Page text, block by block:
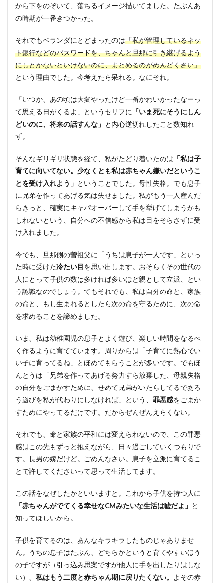
から下をのぞいて、落ちるイメージ描いてました。たぶんあ
の時期が一番きつかった。
それでもベランダにとどまったのは「私が管理しているネッ
ト銀行などのパスワードを、ちゃんと旦那に引き継げるよう
にしとかないといけないのに、まとめるのがめんどくさい」
という理由でした。今考えたら呆れる。なにそれ。
「いつか、あの頃は大変やったけど一番かわいかったなーっ
て思える日がくるよ」というセリフに 「いま死にそうにしん
どいのに、将来の話すんな」 と内心逆切れしたこと数知れ
ず。
そんなギリギリ状態を経て、私がたどり着いたのは 「私は子
育てに向いてない。少なくとも私は赤ちゃん嫌いだというこ
とを受け入れよう」 ということでした。母性失格。でも息子
に兄弟を作ってあげる気は失せました。私がもう一人産んだ
らきっと、確実にキャパオーバーして手を挙げてしまうかも
しれないという、自分への不信感から私は目をそらさずに受
け入れました。
今でも、旦那側の曽祖父に「うちは息子が一人です」といっ
た時に受けた冷たい目を思い出します。おそらくその世代の
人にとって子供の数は多ければ多いほど親として立派、とい
う認識なのでしょう。でもそれでも、私は自分の命と、家族
の命と、もし生まれるとしたら次の命を守るために、次の命
を求めることを諦めました。
いま、私は幼稚園児の息子とよく遊び、楽しい時間をなるべ
く作るように育てています。周りからは「子育てに熱心でい
い子に育ってるね」とほめてもらうことが多いです。でもほ
んとうは「兄弟を作ってあげる努力すら放棄した、母親失格
の自分をごまかすために、せめて兄弟がいたらしてるであろ
う遊びを私が代わりにしなければ」という、 罪悪感をごまか
すためにやってるだけです。だからぜんぜんえらくない。
それでも、命と家族の平和には変えられないので、この罪悪
感はこの先もずっと抱えながら、日々過ごしていくつもりで
す。長男の嫁だけど。ごめんなさい。息子を立派に育てるこ
とで許してくださいって思って生活してます。
この話をなぜしたかといいますと。これから子供を持つ人に
「赤ちゃんがでてくる幸せなCMみたいな生活は嘘だよ」 と
知ってほしいから。
子供を育てるのは、あんなキラキラしたものじゃありませ
ん。うちの息子はたぶん、どちらかというと育てやすいほう
の子ですが（引っ込み思案ですが他人に手を出したりはしな
い）、 私はもう二度と赤ちゃん期に戻りたくない。
よその赤